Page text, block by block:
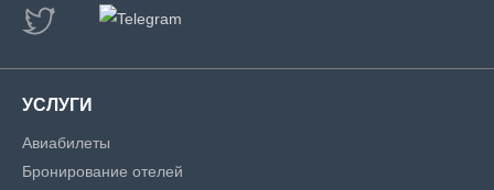
УСЛУГИ
Авиабилеты
Бронирование отелей